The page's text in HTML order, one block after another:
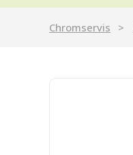
Chromservis